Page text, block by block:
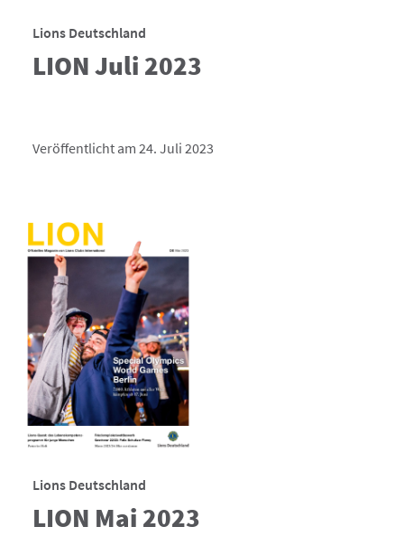
Lions Deutschland
LION Juli 2023
Veröffentlicht am 24. Juli 2023
Lions Deutschland
LION Mai 2023